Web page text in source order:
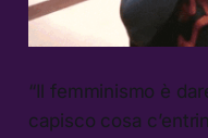
“Il femminismo è
capisco cosa